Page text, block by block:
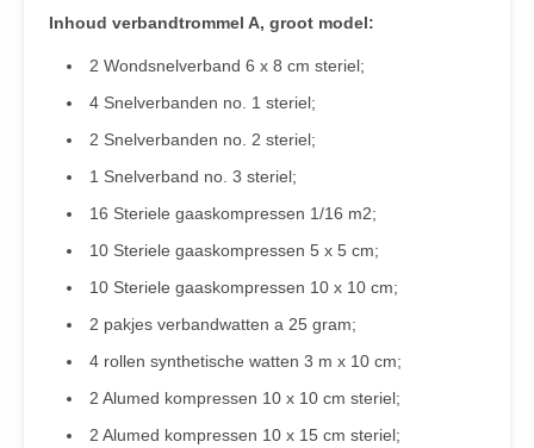
Inhoud verbandtrommel A, groot model:
2 Wondsnelverband 6 x 8 cm steriel;
4 Snelverbanden no. 1 steriel;
2 Snelverbanden no. 2 steriel;
1 Snelverband no. 3 steriel;
16 Steriele gaaskompressen 1/16 m2;
10 Steriele gaaskompressen 5 x 5 cm;
10 Steriele gaaskompressen 10 x 10 cm;
2 pakjes verbandwatten a 25 gram;
4 rollen synthetische watten 3 m x 10 cm;
2 Alumed kompressen 10 x 10 cm steriel;
2 Alumed kompressen 10 x 15 cm steriel;